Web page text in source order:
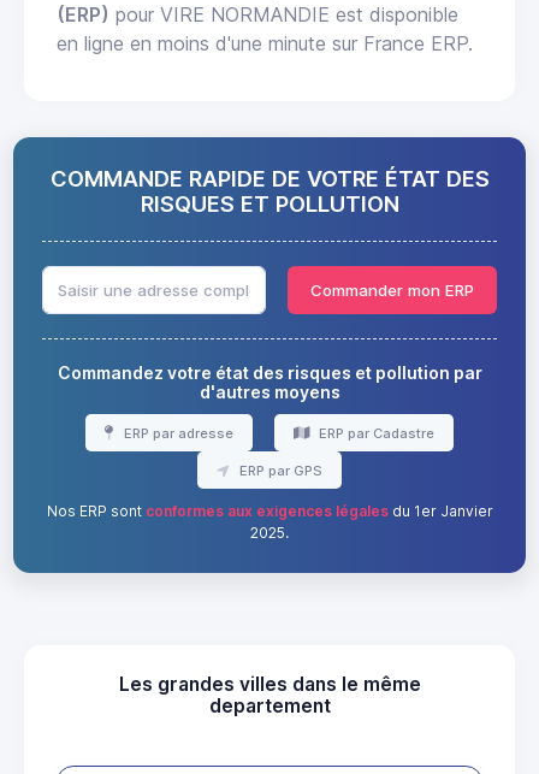
(ERP) pour VIRE NORMANDIE est disponible
en ligne en moins d'une minute sur France ERP.
COMMANDE RAPIDE DE VOTRE ÉTAT DES
RISQUES ET POLLUTION
Commander mon ERP
Commandez votre état des risques et pollution par
d'autres moyens
ERP par adresse ERP par Cadastre
ERP par GPS
Nos ERP sont conformes aux exigences légalesdu 1er Janvier
2025.
Les grandes villes dans le même
departement